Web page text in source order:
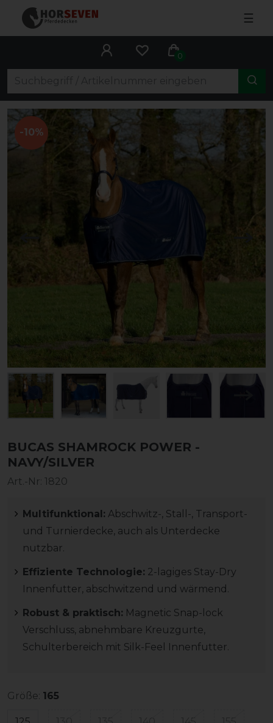
☰
0
-10%
BUCAS SHAMROCK POWER -
NAVY/SILVER
Art.-Nr: 1820
Multifunktional: Abschwitz-, Stall-, Transport-
und Turnierdecke, auch als Unterdecke
nutzbar.
Effiziente Technologie: 2-lagiges Stay-Dry
Innenfutter, abschwitzend und wärmend.
Robust & praktisch: Magnetic Snap-lock
Verschluss, abnehmbare Kreuzgurte,
Schulterbereich mit Silk-Feel Innenfutter.
Größe: 165